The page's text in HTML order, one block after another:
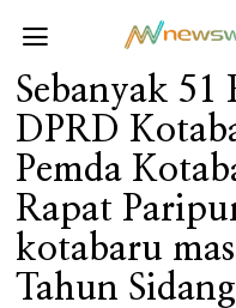
Sebanyak 51
DPRD
Pemda
Rapat
kotabaru
Tahun